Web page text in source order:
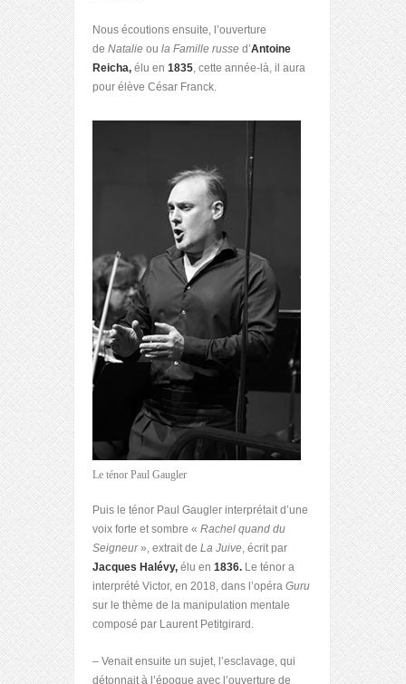
Nous écoutions ensuite, l’ouverture
de Natalie ou la Famille russe d’Antoine
Reicha, élu en 1835, cette année-là, il aura
pour élève César Franck.
Le ténor Paul Gaugler
Puis le ténor Paul Gaugler interprétait d’une
voix forte et sombre « Rachel quand du
Seigneur», extrait de La Juive, écrit par
Jacques Halévy, élu en 1836. Le ténor a
interprété Victor, en 2018, dans l’opéra Guru
sur le thème de la manipulation mentale
composé par Laurent Petitgirard.
– Venait ensuite un sujet, l’esclavage, qui
détonnait à l’époque avec l’ouverture de